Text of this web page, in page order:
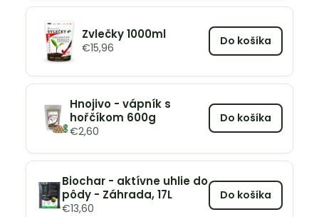
Zvlečky 1000ml
€15,96 Do košíka
Hnojivo - vápník s
hořčíkom 600g
€2,60
Do košíka
Biochar - aktívne uhlie do
pôdy - Záhrada, 17L
€13,60
Do košíka